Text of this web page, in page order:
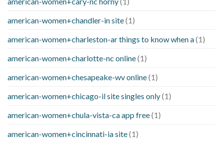
american-women+chandler-in site(1)
american-women+charleston-ar things to know when a(1)
american-women+charlotte-nc online(1)
american-women+chesapeake-wv online(1)
american-women+chicago-il site singles only(1)
american-women+chula-vista-ca app free(1)
american-women+cincinnati-ia site(1)